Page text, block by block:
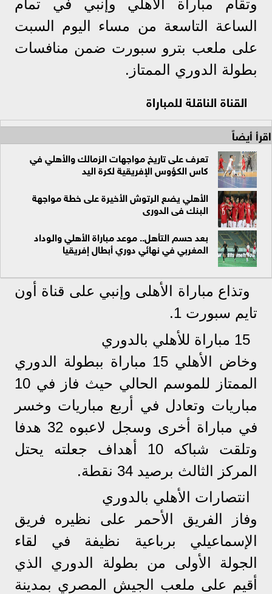
وتقام مباراة الأهلي وإنبي في تمام
الساعة التاسعة من مساء اليوم السبت
على ملعب بترو سبورت ضمن منافسات
بطولة الدوري الممتاز.
القناة الناقلة للمباراة
اقرأ أيضاً
تعرف على تاريخ مواجهات الزمالك والأهلي في
كاس الكؤوس الإفريقية لكرة اليد
الأهلي يضع الرتوش الأخيرة على خطة مواجهة
البنك فى الدورى
بعد حسم التأهل.. موعد مباراة الأهلي والوداد
المغربي في نهائي دوري أبطال إفريقيا
وتذاع مباراة الأهلى وإنبي على قناة أون
تايم سبورت 1.
15 مباراة للأهلي بالدوري
وخاض الأهلي 15 مباراة ببطولة الدوري
الممتاز للموسم الحالي حيث فاز في 10
مباريات وتعادل في أربع مباريات وخسر
في مباراة أخرى وسجل لاعبوه 32 هدفا
وتلقت شباكه 10 أهداف جعلته يحتل
المركز الثالث برصيد 34 نقطة.
انتصارات الأهلي بالدوري
وفاز الفريق الأحمر على نظيره فريق
الإسماعيلي برباعية نظيفة في لقاء
الجولة الأولى من بطولة الدوري الذي
أقيم على ملعب الجيش المصري بمدينة